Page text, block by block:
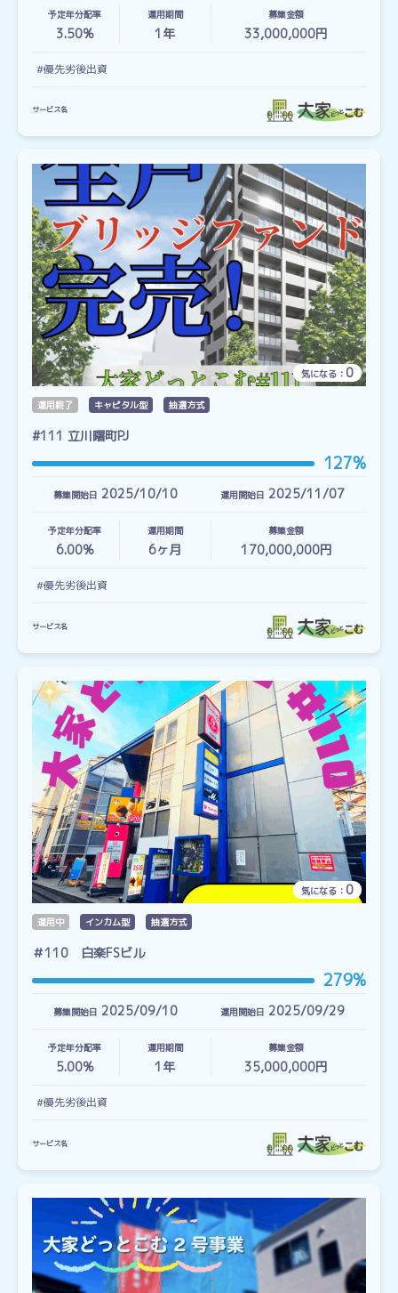
予定年分配率
3.50%
運用期間
1 年
募集金額
33,000,000円
#優先劣後出資
サービス名
気になる： 0
運用終了 キャピタル型 抽選方式
#111 立川曙町PJ
127%
募集開始日 2025/10/10 運用開始日 2025/11/07
予定年分配率
6.00%
運用期間
6ヶ月
募集金額
170,000,000円
#優先劣後出資
サービス名
気になる： 0
運用中 インカム型 抽選方式
＃110 白楽FSビル
279%
募集開始日 2025/09/10 運用開始日 2025/09/29
予定年分配率
5.00%
運用期間
1 年
募集金額
35,000,000円
#優先劣後出資
サービス名